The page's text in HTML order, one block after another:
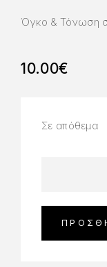
Όγκο & Τόνωση
10.00€
Σε απόθεμα